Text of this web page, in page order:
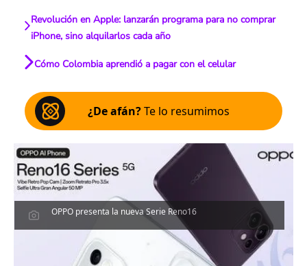
Revolución en Apple: lanzarán programa para no comprar
iPhone, sino alquilarlos cada año
Cómo Colombia aprendió a pagar con el celular
¿De afán?Te lo resumimos
OPPO presenta la nueva Serie Reno16